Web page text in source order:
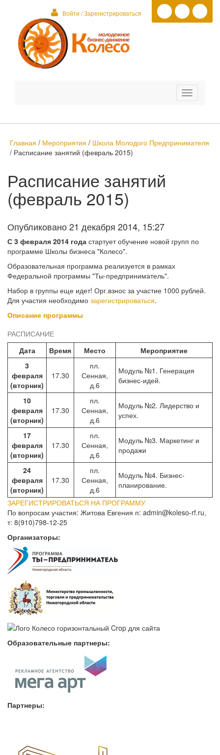
Войти / Зарегистрироваться
Toggle
navigation
Главная / Мероприятия / Школа Молодого Предпринимателя
/ Расписание занятий (февраль 2015)
Расписание занятий
(февраль 2015)
Опубликовано 21 декабря 2014, 15:27
С 3 февраля 2014 года стартует обучение новой групп по
программе Школы бизнеса "Колесо".
Образовательная программа реализуется в рамках
Федеральной программы "Ты-предприниматель".
Набор в группы еще идет! Орг.взнос за участие 1000 рублей.
Для участия необходимо зарегистрироваться.
Описание программы
РАСПИСАНИЕ
Дата
Время Место
Мероприятие
3
февраля
(вторник)
17.30
пл.
Сенная,
д.6
Модуль №1. Генерация
бизнес-идей.
10
февраля
(вторник)
17.30
пл.
Сенная,
д.6
Модуль №2. Лидерство и
успех.
17
февраля
(вторник)
17.30
пл.
Сенная,
д.6
Модуль №3. Маркетинг и
продажи
24
февраля
(вторник)
17.30
пл.
Сенная,
д.6
Модуль №4. Бизнес-
планирование.
ЗАРЕГИСТРИРОВАТЬСЯ НА ПРОГРАММУ
По вопросам участия: Житова Евгения п: admin@koleso-rf.ru,
т: 8(910)798-12-25
Организаторы:
Образовательные партнеры:
Партнеры: